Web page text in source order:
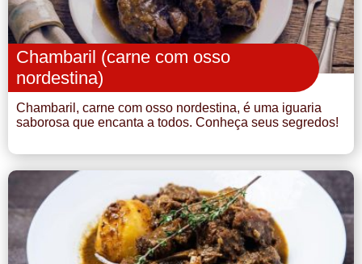
Chambaril (carne com osso
nordestina)
Chambaril, carne com osso nordestina, é uma iguaria
saborosa que encanta a todos. Conheça seus segredos!